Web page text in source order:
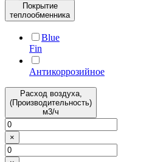
Покрытие
теплообменника
Blue
Fin
Антикоррозийное
Расход воздуха,
(Производительность)
м3/ч
×